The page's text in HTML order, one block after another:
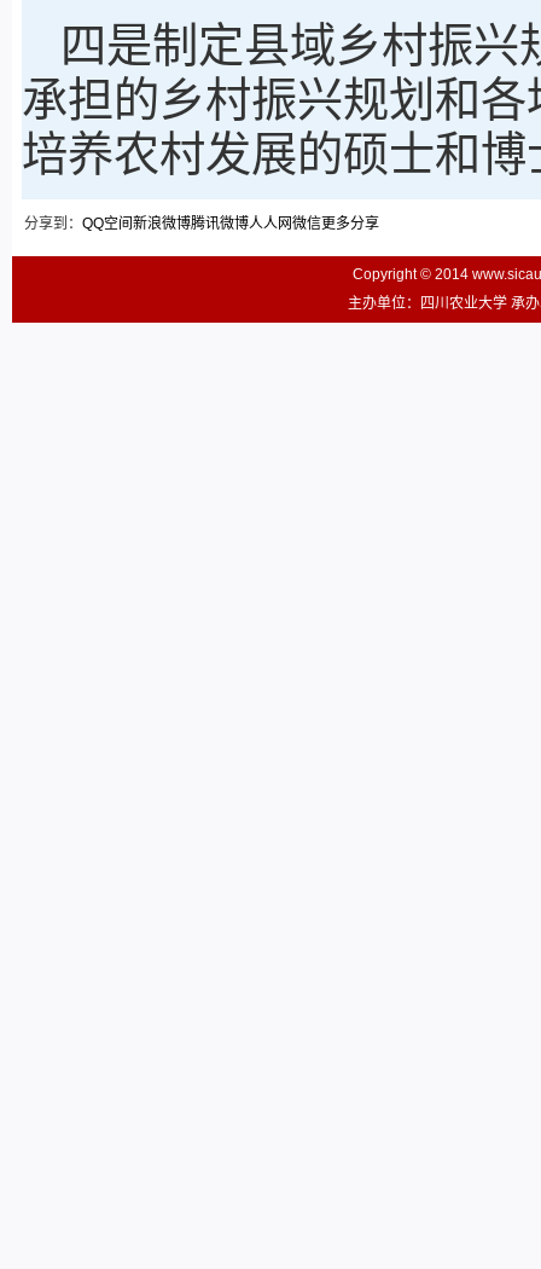
四是制定县域乡村振
承担的乡村振兴规划和
培养农村发展的硕士和博
分享到： QQ空间 新浪微博腾讯微博人人网微信更多分享
Copyright © 2014
主办单位：四川农业大学 承